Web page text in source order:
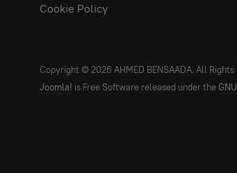
Cookie Policy
Copyright © 2026 AHMED BENSAADA. All
Joomla! is Free Software released under the